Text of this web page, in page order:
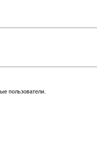
пользователи.